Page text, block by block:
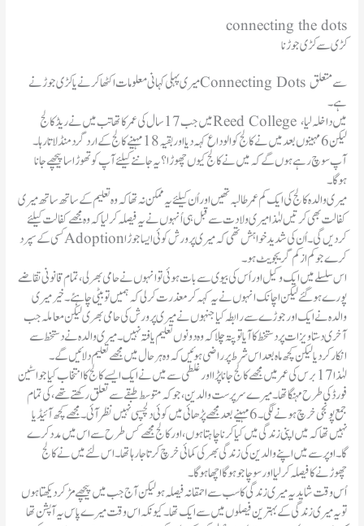
connecting the dots
کڑی سے کڑی جوڑنا
میری پہلی کہانی معلومات اکٹھا کرنے یا کڑی جوڑنے Connecting Dots سے متعلق
ہے ۔
میں جب 17سال کی عمر کا تھا تب میں نے ریڈکالج Reed College میں داخلہ لیا،
لیکن 6مہینوں بعد میں نے کالج کو الوداع کہہ دیا اور بقیہ 18مہینے کالج کے اردگر د منڈلاتا رہا ۔
آپ سو چ رہے ہوں گے کہ میں نے کالج کیوں چھوڑا ؟ یہ جاننے کیلئے آپ کو تھوڑا سا پیچھے جانا
ہوگا۔
میری والدہ کالج کی ایک کم عمر طالبہ تھیں اور اُن کیلئے یہ ممکن نہ تھا کہ وہ تعلیم کے ساتھ ساتھ میری
کفالت بھی کرتیں لہٰذا میری ولادت سے قبل ہی اُنہوں نے یہ فیصلہ کر لیا کہ وہ مجھے کفالت کیلئے
کسی کے سپر د Adoptionکر دیں گی ۔اُن کی شدید خواہش تھی کہ میری پرورش کوئی ایسا جوڑا
کرے جو کم از کم گریجویٹ ہو ۔
اس سلسلے میں ایک وکیل اور اُس کی بیوی سے بات ہوئی تو انہو ں نے حامی بھر لی، تمام قانونی تقاضے
پورے ہو گئے لیکن اچانک انہوں نے یہ کہہ کر معذرت کرلی کہ ہمیں تو بیٹی چاہئے ۔ خیر میری
والدہ نے ایک اور جوڑے سے رابطہ کیا جنہوں نے میری پرورش کی حامی بھر ی لیکن معاملہ جب
آخری دستاویزات پر دستخط کا آیا تو پتہ چلا کہ وہ دونوں تعلیم یافتہ نہیں ۔ میر ی والدہ نے دستخط سے
انکار کر دیا لیکن کچھ ماہ بعد اس شرط پر راضی ہوئیں کہ وہ ہرحال میں مجھے تعلیم دلائیں گے ۔
لہٰذا 17برس کی عمر میں مجھے کالج جانا پڑا اور غلطی سے میں نے ایک ایسے کالج کا انتخاب کیا جو اسٹین
فورڈ کی طرح مہنگاتھا۔ میرے سرپرست والدین ،جوکہ متوسط طبقے سے تعلق رکھتے تھے ، کی تمام
جمع پونجی خرچ ہونے لگی۔ 6 مہینے بعد مجھے پڑھائی میں کوئی دلچسپی نہیں نظر آئی۔ مجھے کچھ آئیڈیا
نہیں تھا کہ میں اپنی زندگی میں کیا کرنا چاہتا ہوں، اور کالج مجھے کس طرح سے اس میں مدد کرے
گا۔ اوپر سے میں اپنے والدین کی زندگی بھر کی کمائی خرچ کرتا جا رہا تھا۔ اس لئے میں نے کالج
چھوڑنے کا فیصلہ کرلیا اور سوچا جو ہوگا اچھا ہوگا۔
اُس وقت شاید یہ میری زندگی کا سب سے احمقانہ فیصلہ ہو لیکن آج جب میں پیچھے مڑ کر دیکھتا ہوں
تو یہ میری زندگی کے بہترین فیصلوں میں سے ایک تھا ۔ کیونکہ اس وقت میرے پاس یہ آپشن تھا